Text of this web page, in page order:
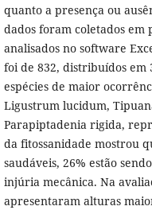
quanto a presença ou
dados foram coletados em
analisados no software
foi de 832, distribuídos em
espécies de maior
Ligustrum lucidum,
Parapiptadenia rigida,
da fitossanidade mostrou
saudáveis, 26% estão
injúria mecânica. Na
apresentaram alturas